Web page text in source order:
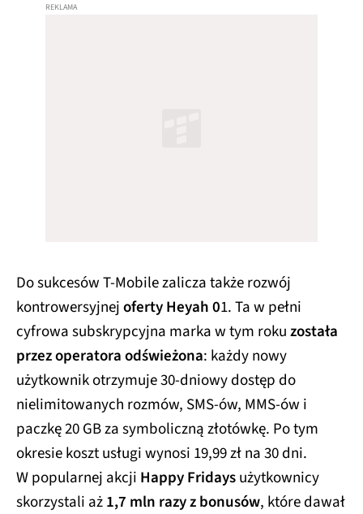
Do sukcesów T-Mobile zalicza także rozwój
kontrowersyjnejoferty Heyah 01. Ta w pełni
cyfrowa subskrypcyjna marka w tym rokuzostała
przez operatora odświeżona: każdy nowy
użytkownik otrzymuje 30-dniowy dostęp do
nielimitowanych rozmów, SMS-ów, MMS-ów i
paczkę 20 GB za symboliczną złotówkę. Po tym
okresie koszt usługi wynosi 19,99 zł na 30 dni.
W popularnej akcji Happy Fridaysużytkownicy
skorzystali aż1,7 mln razy z bonusów, które dawał